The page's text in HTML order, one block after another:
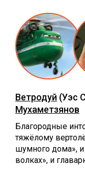
Ветродуй (Уэс
Мухаметзянов
Благородные
тяжёлому
шумного дома»,
волках», и